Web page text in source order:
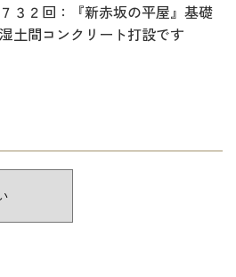
３２回：『新赤坂の平屋』基礎
土間コンクリート打設です